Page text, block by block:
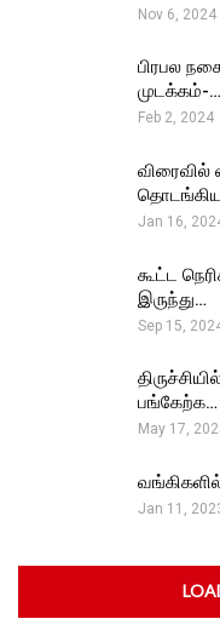
Nov 6, 2024
பிரபல
முடக்கம்-…
Feb 2, 2024
விரைவில்
Jan 16,
கூட்ட
இருந்து…
Sep 15,
பங்கேற்க…
May 17,
Jan 11,